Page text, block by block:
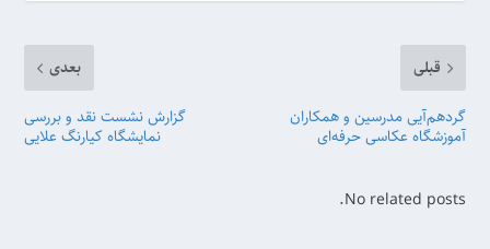
قبلی
گردهم‌آیی مدرسین و همکاران
آموزشگاه عکاسی حرفه‌ای
بعدی
گزارش نشست نقد و بررسی
نمایشگاه کیارنگ علایی
No related posts.